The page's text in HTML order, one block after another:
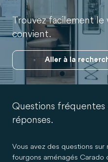
Trouvez facilement le
convient.
Aller à la
Questions fréquentes
réponses.
Vous avez des questions
fourgons aménagés Carado